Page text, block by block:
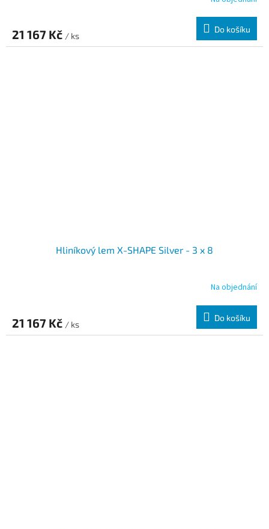
21 167 Kč / ks
Do košíku
Hliníkový lem X-SHAPE Silver - 3 x 8
Na objednání
21 167 Kč / ks
Do košíku